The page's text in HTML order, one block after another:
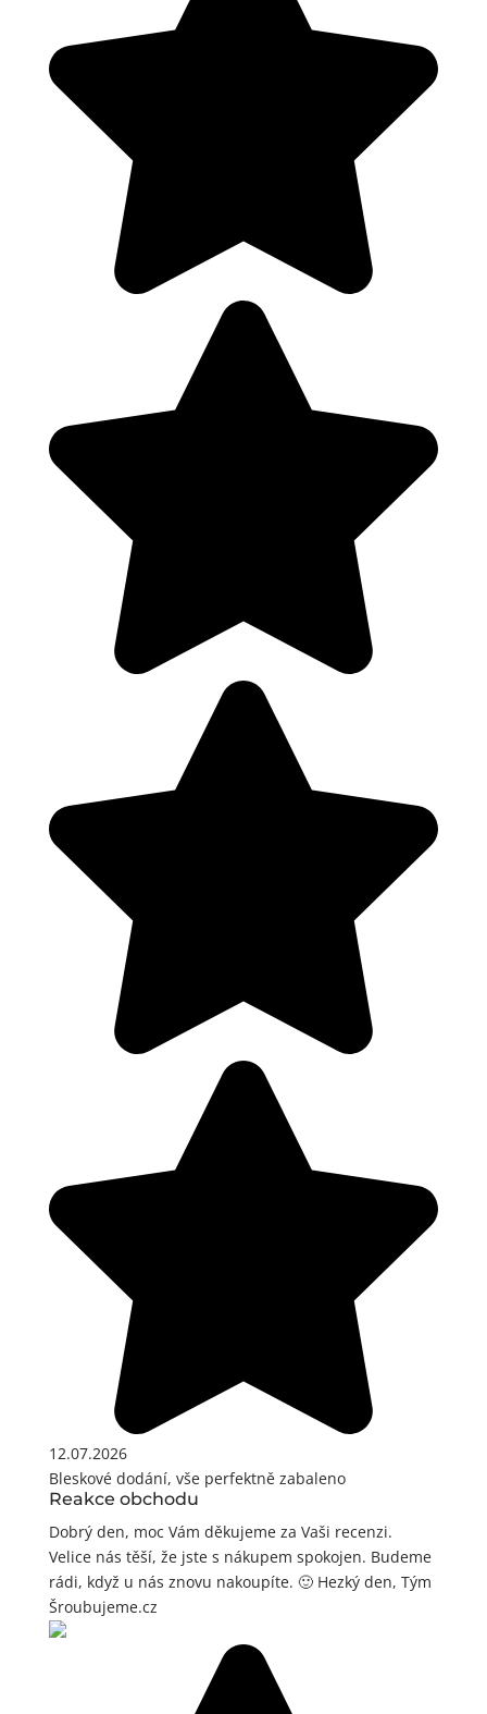
12.07.2026
Bleskové dodání, vše perfektně zabaleno
Reakce obchodu
Dobrý den, moc Vám děkujeme za Vaši recenzi.
Velice nás těší, že jste s nákupem spokojen. Budeme
rádi, když u nás znovu nakoupíte. 🙂 Hezký den, Tým
Šroubujeme.cz